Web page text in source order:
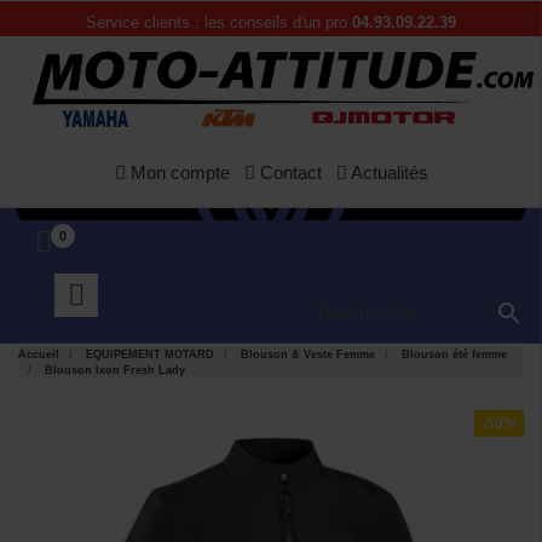
Service clients : les conseils d'un pro 04.93.09.22.39
Mon compte Contact Actualités
0

Accueil EQUIPEMENT MOTARD Blouson & Veste Femme
Blouson été femme
Blouson Ixon Fresh Lady
-50%